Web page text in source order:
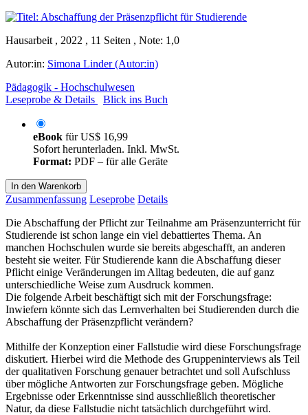
Hausarbeit , 2022 , 11 Seiten , Note: 1,0
Autor:in: Simona Linder (Autor:in)
Pädagogik - Hochschulwesen
Leseprobe & Details
Blick ins Buch
eBook fürUS$ 16,99
Sofort herunterladen. Inkl. MwSt.
Format: PDF – für alle Geräte
In den Warenkorb
Zusammenfassung Leseprobe Details
Die Abschaffung der Pflicht zur Teilnahme am Präsenzunterricht für
Studierende ist schon lange ein viel debattiertes Thema. An
manchen Hochschulen wurde sie bereits abgeschafft, an anderen
besteht sie weiter. Für Studierende kann die Abschaffung dieser
Pflicht einige Veränderungen im Alltag bedeuten, die auf ganz
unterschiedliche Weise zum Ausdruck kommen.
Die folgende Arbeit beschäftigt sich mit der Forschungsfrage:
Inwiefern könnte sich das Lernverhalten bei Studierenden durch die
Abschaffung der Präsenzpflicht verändern?
Mithilfe der Konzeption einer Fallstudie wird diese Forschungsfrage
diskutiert. Hierbei wird die Methode des Gruppeninterviews als Teil
der qualitativen Forschung genauer betrachtet und soll Aufschluss
über mögliche Antworten zur Forschungsfrage geben. Mögliche
Ergebnisse oder Erkenntnisse sind ausschließlich theoretischer
Natur, da diese Fallstudie nicht tatsächlich durchgeführt wird.